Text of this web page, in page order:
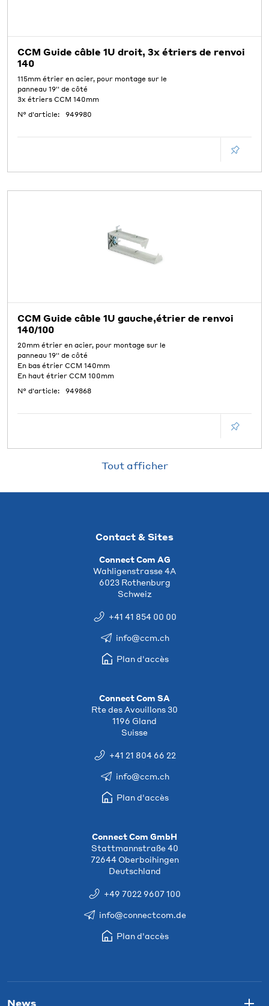
CCM Guide câble 1U droit, 3x étriers de renvoi
140
115mm étrier en acier, pour montage sur le
panneau 19'' de côté
3x étriers CCM 140mm
N° d'article:
949980
CCM Guide câble 1U gauche,étrier de renvoi
140/100
20mm étrier en acier, pour montage sur le
panneau 19'' de côté
En bas étrier CCM 140mm
En haut étrier CCM 100mm
N° d'article:
949868
Tout afficher
Contact & Sites
Connect Com AG
Wahligenstrasse 4A
6023 Rothenburg
Schweiz
+41 41 854 00 00
info@ccm.ch
Plan d'accès
Connect Com SA
Rte des Avouillons 30
1196 Gland
Suisse
+41 21 804 66 22
info@ccm.ch
Plan d'accès
Connect Com GmbH
Stattmannstraße 40
72644 Oberboihingen
Deutschland
+49 7022 9607 100
info@connectcom.de
Plan d'accès
News